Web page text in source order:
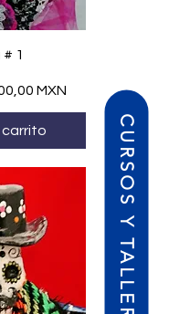
CURSOS Y TALLERES
1
de oferta
MXN
carrito